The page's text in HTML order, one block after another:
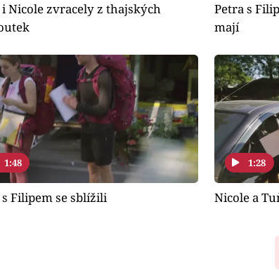
i Nicole zvracely z thajských
Petra s
mají
1:48
Filipem se sblížili
1:28
Nicole a